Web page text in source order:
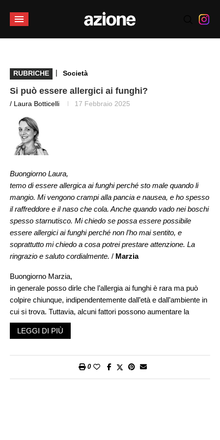
RUBRICHE | Società
Si può essere allergici ai funghi?
/ Laura Botticelli 17 Febbraio 2025
Buongiorno Laura,
temo di essere allergica ai funghi perché sto male quando li
mangio. Mi vengono crampi alla pancia e nausea, e ho spesso
il raffreddore e il naso che cola. Anche quando vado nei boschi
spesso starnutisco. Mi chiedo se possa essere possibile
essere allergici ai funghi perché non l’ho mai sentito, e
soprattutto mi chiedo a cosa potrei prestare attenzione. La
ringrazio e saluto cordialmente. / Marzia
Buongiorno Marzia,
in generale posso dirle che l’allergia ai funghi è rara ma può
colpire chiunque, indipendentemente dall’età e dall’ambiente in
cui si trova. Tuttavia, alcuni fattori possono aumentare la
probabilità di sviluppare l’allergia, questi includono una storia
familiare di allergie, allergie alimentari esistenti o una
tra proteine di funghi e muffe.
LEGGI DI PIÙ
0